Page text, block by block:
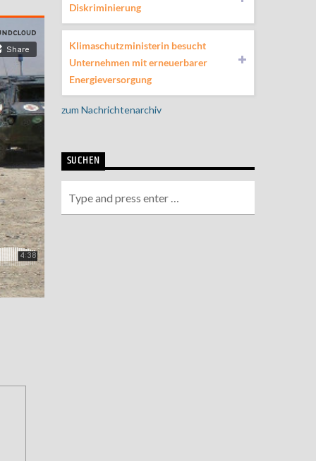
Diskriminierung
Klimaschutzministerin besucht
Unternehmen mit erneuerbarer
Energieversorgung
zum Nachrichtenarchiv
SUCHEN